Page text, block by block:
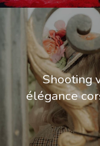
Shooting
élégance